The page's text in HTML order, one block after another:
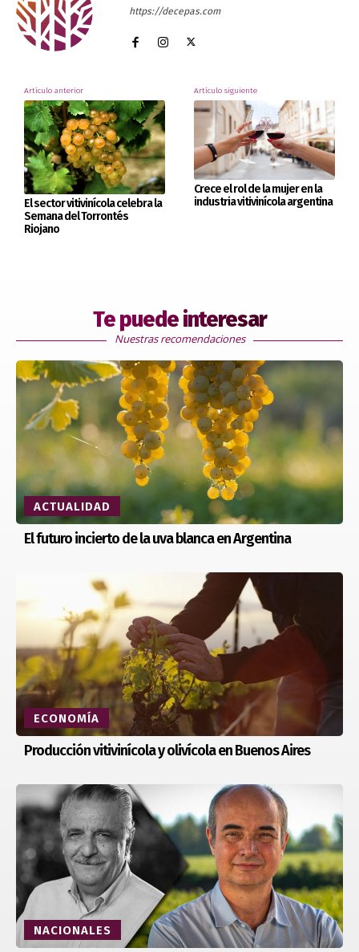
https://decepas.com
Artículo anterior
El sector vitivinícola celebra la
Semana del Torrontés
Riojano
Artículo siguiente
Crece el rol de la mujer en la
industria vitivinícola argentina
Te puede interesar
Nuestras recomendaciones
ACTUALIDAD
El futuro incierto de la uva blanca en Argentina
ECONOMÍA
Producción vitivinícola y olivícola en Buenos Aires
NACIONALES